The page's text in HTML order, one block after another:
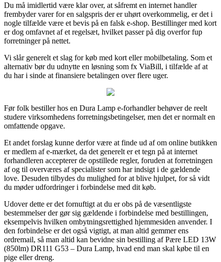
Du må imidlertid være klar over, at såfremt en internet handler
frembyder varer for en salgspris der er uhørt overkommelig, er det i
nogle tilfælde være et bevis på en falsk e-shop. Bestillinger med kort
er dog omfavnet af et regelsæt, hvilket passer på dig overfor fup
forretninger på nettet.
Vi slår generelt et slag for køb med kort eller mobilbetaling. Som et
alternativ bør du udnytte en løsning som fx ViaBill, i tilfælde af at
du har i sinde at finansiere betalingen over flere uger.
Før folk bestiller hos en Dura Lamp e-forhandler behøver de reelt
studere virksomhedens forretningsbetingelser, men det er normalt en
omfattende opgave.
Et andet forslag kunne derfor være at finde ud af om online butikken
er medlem af e-mærket, da det generelt er et tegn på at internet
forhandleren accepterer de opstillede regler, foruden at forretningen
af og til overværes af specialister som har indsigt i de gældende
love. Desuden tilbydes du mulighed for at blive hjulpet, for så vidt
du møder udfordringer i forbindelse med dit køb.
Udover dette er det fornuftigt at du er obs på de væsentligste
bestemmelser der gør sig gældende i forbindelse med bestillingen,
eksempelvis hvilken ombytningsrettighed hjemmesiden anvender. I
den forbindelse er det også vigtigt, at man altid gemmer ens
ordremail, så man altid kan bevidne sin bestilling af Pære LED 13W
(850lm) DR111 G53 – Dura Lamp, hvad end man skal købe til en
pige eller dreng.